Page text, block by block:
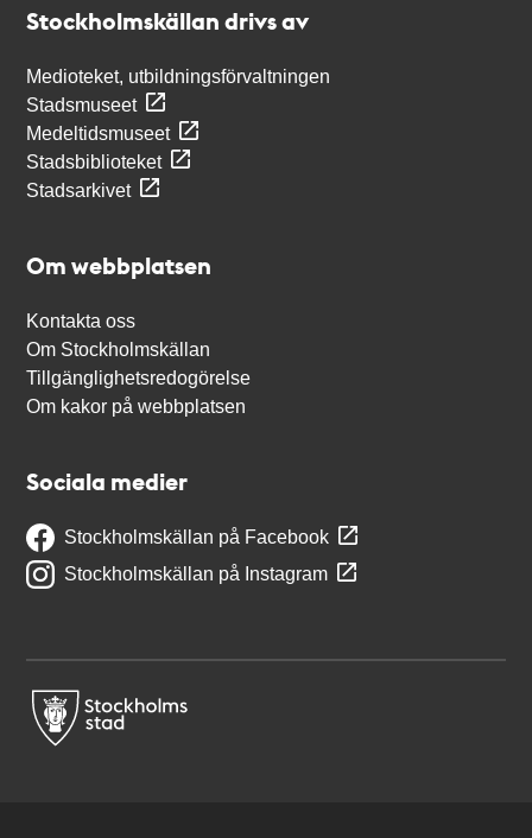
Stockholmskällan drivs av
Medioteket, utbildningsförvaltningen
Stadsmuseet
Medeltidsmuseet
Stadsbiblioteket
Stadsarkivet
Om webbplatsen
Kontakta oss
Om Stockholmskällan
Tillgänglighetsredogörelse
Om kakor på webbplatsen
Sociala medier
Stockholmskällan på Facebook
Stockholmskällan på Instagram